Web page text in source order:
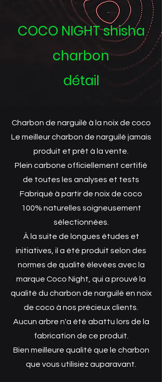
COCO NIGHT shisha
charbon
détail
Charbon de narguilé à la noix de coco
Le meilleur charbon de narguilé jamais
produit et prêt à la vente.
Plein carbone officiellement certifié
de toutes les analyses et tests
Fabriqué à partir de noix de coco
100% naturelles soigneusement
sélectionnées.
À la suite de longues études et
initiatives, il a été produit selon des
normes de qualité élevées avec la
marque Coco Night, qui a prouvé la
qualité du charbon de narguilé en noix
de coco à nos précieux clients.
Aucun arbre n'a été abattu lors de la
fabrication de ce produit.
Bien meilleure qualité que le charbon
que vous utilisiez auparavant.